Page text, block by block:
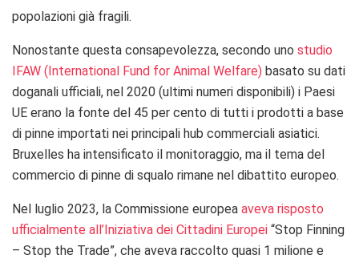
popolazioni già fragili.
Nonostante questa consapevolezza, secondo uno studio
IFAW (International Fund for Animal Welfare) basato su dati
doganali ufficiali, nel 2020 (ultimi numeri disponibili) i Paesi
UE erano la fonte del 45 per cento di tutti i prodotti a base
di pinne importati nei principali hub commerciali asiatici.
Bruxelles ha intensificato il monitoraggio, ma il tema del
commercio di pinne di squalo rimane nel dibattito europeo.
Nel luglio 2023, la Commissione europea aveva risposto
ufficialmente all’Iniziativa dei Cittadini Europei “Stop Finning
– Stop the Trade”, che aveva raccolto quasi 1 milione e